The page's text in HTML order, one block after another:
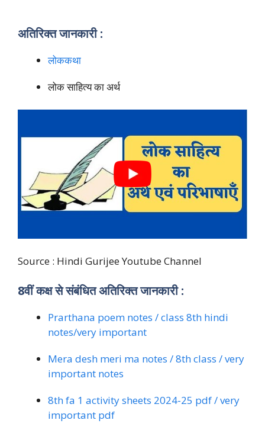
अतिरिक्त जानकारी :
लोककथा
लोक साहित्य का अर्थ
Source : Hindi Gurijee Youtube Channel
8वीं कक्ष से संबंधित अतिरिक्त जानकारी :
Prarthana poem notes / class 8th hindi
notes/very important
Mera desh meri ma notes / 8th class / very
important notes
8th fa 1 activity sheets 2024-25 pdf / very
important pdf